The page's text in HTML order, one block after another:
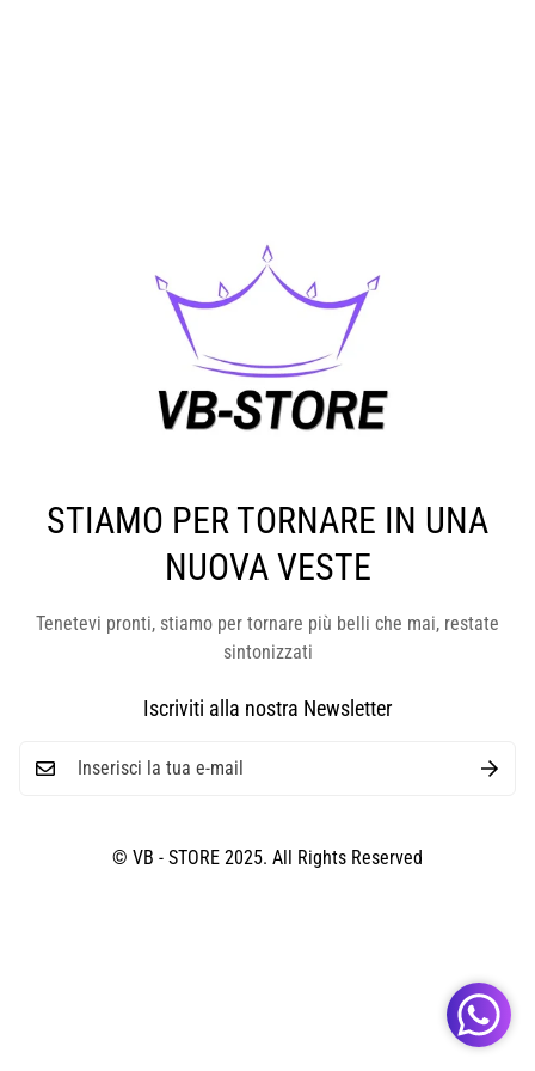
STIAMO PER TORNARE IN UNA
NUOVA VESTE
Tenetevi pronti, stiamo per tornare più belli che mai, restate
sintonizzati
Iscriviti alla nostra Newsletter
© VB - STORE 2025. All Rights Reserved